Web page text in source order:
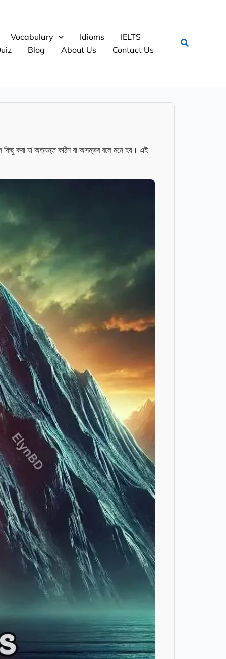
Vocabulary Idioms
IELTS
Blog About Us Contact Us
Search
কিছু করা যা অত্যন্ত কঠিন বা অসম্ভব বলে মনে হয়। এই